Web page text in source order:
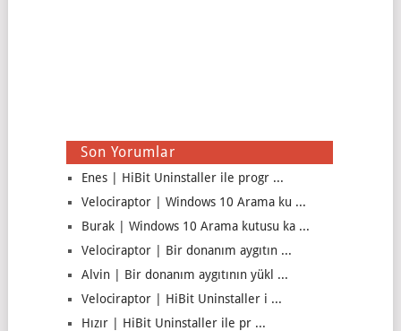
Son Yorumlar
Enes | HiBit Uninstaller ile progr ...
Velociraptor | Windows 10 Arama ku ...
Burak | Windows 10 Arama kutusu ka ...
Velociraptor | Bir donanım aygıtın ...
Alvin | Bir donanım aygıtının yükl ...
Velociraptor | HiBit Uninstaller i ...
Hızır | HiBit Uninstaller ile pr ...